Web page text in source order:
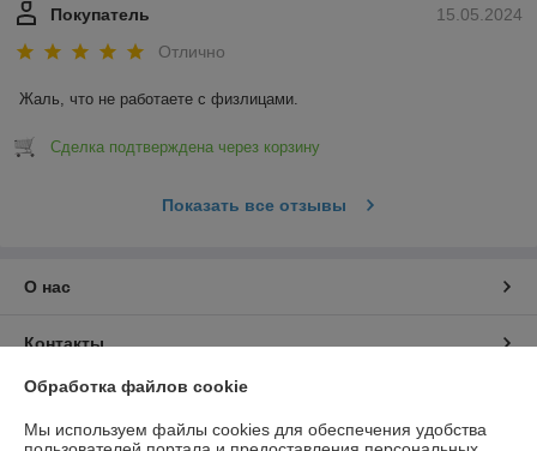
15.05.2024
Покупатель
Отлично
Жаль, что не работаете с физлицами.
Сделка подтверждена через корзину
Показать все отзывы
О нас
Контакты
Доставка и оплата
Обработка файлов cookie
Мы используем файлы cookies для обеспечения удобства